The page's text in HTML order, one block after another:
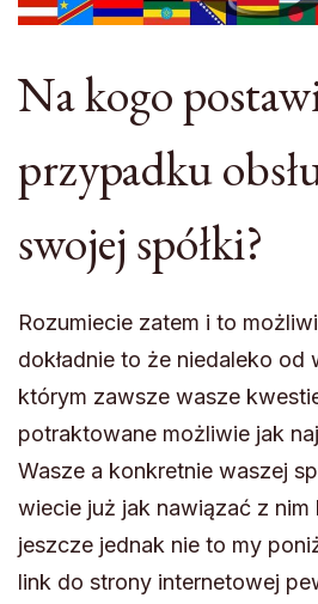
Na kogo
przypadku
swojej spółki?
Rozumiecie zatem i to
dokładnie to że niedaleko od
którym zawsze wasze
potraktowane możliwie jak
Wasze a konkretnie waszej
wiecie już jak nawiązać z nim
jeszcze jednak nie to my
link do strony internetowej